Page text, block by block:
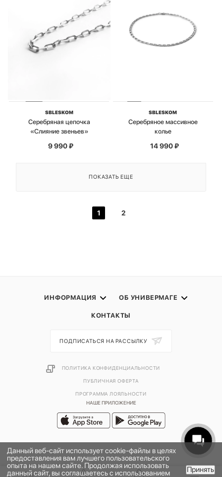
SBLESKOM
Серебряная цепочка
«Слияние звеньев»
9 990₽
SBLESKOM
Серебряное массивное
колье
14 990₽
ПОКАЗАТЬ ЕЩЕ
1 2
ИНФОРМАЦИЯ ОБ УНИВЕРМАГЕ
КОНТАКТЫ
НАШЕ ПРИЛОЖЕНИЕ
ПОДПИСАТЬСЯ НА РАССЫЛКУ
ПОЛИТИКА КОНФИДЕНЦИАЛЬНОСТИ
ПУБЛИЧНАЯ ОФЕРТА
ПРОГРАММА ЛОЯЛЬНОСТИ
Данный веб-сайт использует cookie-файлы в целях
предоставления вам лучшего пользовательского
опыта на нашем сайте. Продолжая использовать
данный сайт, вы соглашаетесь с использованием
Принять